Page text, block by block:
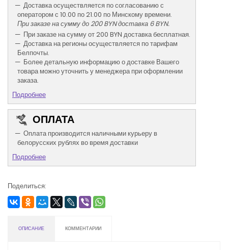
Доставка осуществляется по согласованию с
оператором с 10.00 по 21.00 по Минскому времени.
При заказе на сумму до 200 BYN доставка 6 BYN.
При заказе на сумму от 200 BYN доставка бесплатная.
Доставка на регионы осуществляется по тарифам
Белпочты.
Более детальную информацию о доставке Вашего
товара можно уточнить у менеджера при оформлении
заказа.
Подробнее
ОПЛАТА
Оплата производится наличными курьеру в
белорусских рублях во время доставки
Подробнее
Поделиться:
ОПИСАНИЕ КОММЕНТАРИИ